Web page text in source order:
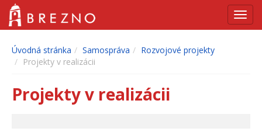
Úvodná stránka Samospráva
Rozvojové projekty
Projekty v realizácii
Projekty v realizácii